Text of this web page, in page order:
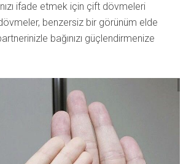
ifade etmek için çift dövmeleri
benzersiz bir görünüm elde
bağınızı güçlendirmenize